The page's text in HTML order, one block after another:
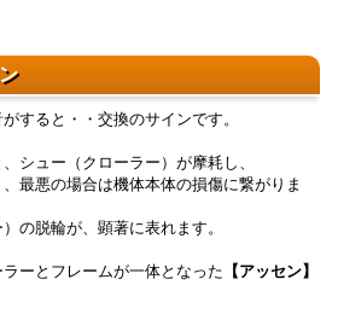
すると・・交換のサインです。
シュー（クローラー）が摩耗し、
最悪の場合は機体本体の損傷に繋がりま
の脱輪が、顕著に表れます。
ーとフレームが一体となった 【アッセン】